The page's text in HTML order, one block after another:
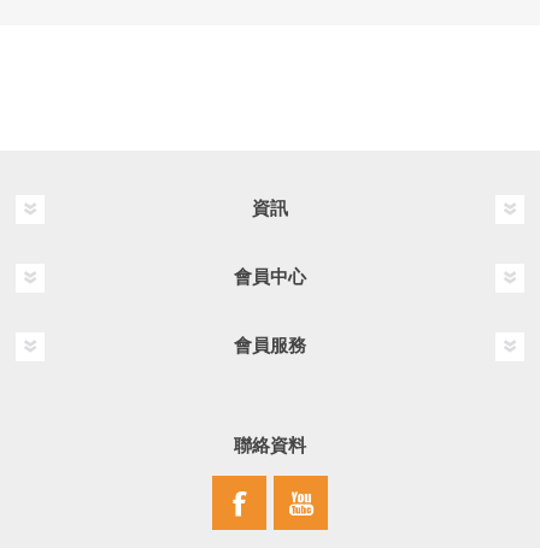
資訊
會員中心
會員服務
聯絡資料